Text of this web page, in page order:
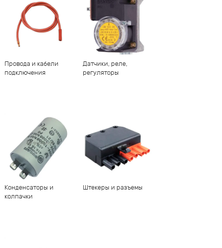
Провода и кабели
подключения
Датчики, реле,
регуляторы
Конденсаторы и
колпачки
Штекеры и разъемы